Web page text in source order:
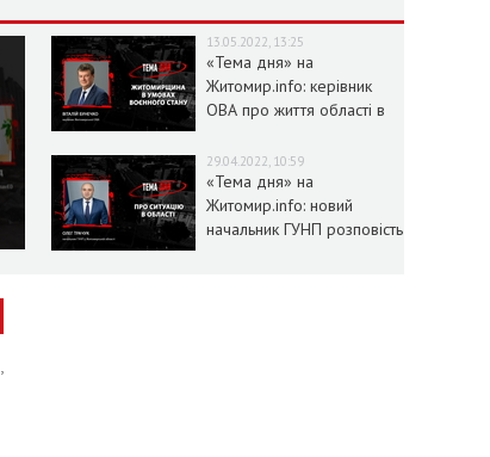
13.05.2022, 13:25
«Тема дня» на
Житомир.info: керівник
ОВА про життя області в
29.04.2022, 10:59
«Тема дня» на
Житомир.info: новий
начальник ГУНП розповість